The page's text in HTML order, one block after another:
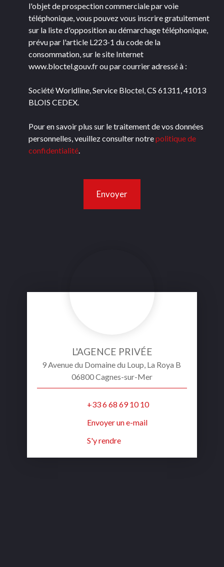
l'objet de prospection commerciale par voie
téléphonique, vous pouvez vous inscrire gratuitement
sur la liste d'opposition au démarchage téléphonique,
prévu par l'article L223-1 du code de la
consommation, sur le site Internet
www.bloctel.gouv.fr ou par courrier adressé à :
Société Worldline, Service Bloctel, CS 61311, 41013
BLOIS CEDEX.
Pour en savoir plus sur le traitement de vos données
personnelles, veuillez consulter notrepolitique de
confidentialité
Envoyer
L'AGENCE PRIVÉE
9 Avenue du Domaine du Loup, La Roya B
06800 Cagnes-sur-Mer
+33 6 68 69 10 10
Envoyer un e-mail
S'y rendre